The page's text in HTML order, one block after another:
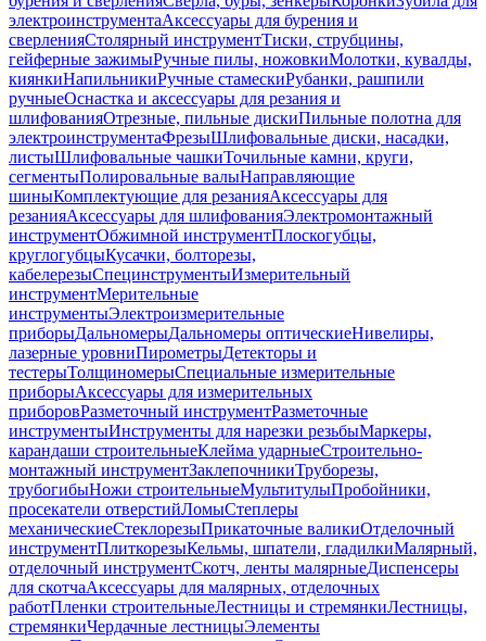
электроинструментаАксессуары для бурения и
сверленияСтолярный инструментТиски, струбцины,
гейферные зажимыРучные пилы, ножовкиМолотки, кувалды,
киянкиНапильникиРучные стамескиРубанки, рашпили
ручныеОснастка и аксессуары для резания и
шлифованияОтрезные, пильные дискиПильные полотна для
электроинструментаФрезыШлифовальные диски, насадки,
листыШлифовальные чашкиТочильные камни, круги,
сегментыПолировальные валыНаправляющие
шиныКомплектующие для резанияАксессуары для
резанияАксессуары для шлифованияЭлектромонтажный
инструментОбжимной инструментПлоскогубцы,
круглогубцыКусачки, болторезы,
кабелерезыСпецинструментыИзмерительный
инструментМерительные
инструментыЭлектроизмерительные
приборыДальномерыДальномеры оптическиеНивелиры,
лазерные уровниПирометрыДетекторы и
тестерыТолщиномерыСпециальные измерительные
приборыАксессуары для измерительных
приборовРазметочный инструментРазметочные
инструментыИнструменты для нарезки резьбыМаркеры,
карандаши строительныеКлейма ударныеСтроительно-
монтажный инструментЗаклепочникиТруборезы,
трубогибыНожи строительныеМультитулыПробойники,
просекатели отверстийЛомыСтеплеры
механическиеСтеклорезыПрикаточные валикиОтделочный
инструментПлиткорезыКельмы, шпатели, гладилкиМалярный,
отделочный инструментСкотч, ленты малярныеДиспенсеры
для скотчаАксессуары для малярных, отделочных
работПленки строительныеЛестницы и стремянкиЛестницы,
стремянкиЧердачные лестницыЭлементы